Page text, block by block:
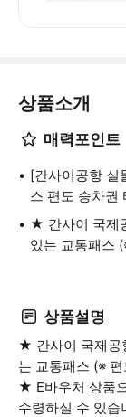
상품소개
매력포인트
[간사이공항 실
스 편도 승차권
★ 간사이 국제
있는 교통패스
상품설명
★ 간사이 국제공
는 교통패스 (※
★ E바우처 상품
수령하실 수 있습